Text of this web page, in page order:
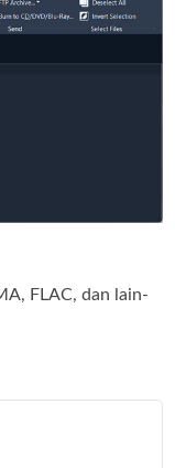
FLAC, dan lain-